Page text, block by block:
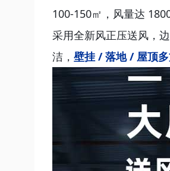
100-150㎡，风量达
采用全新风正压送风，
洁， 壁挂 / 落地 / 屋顶